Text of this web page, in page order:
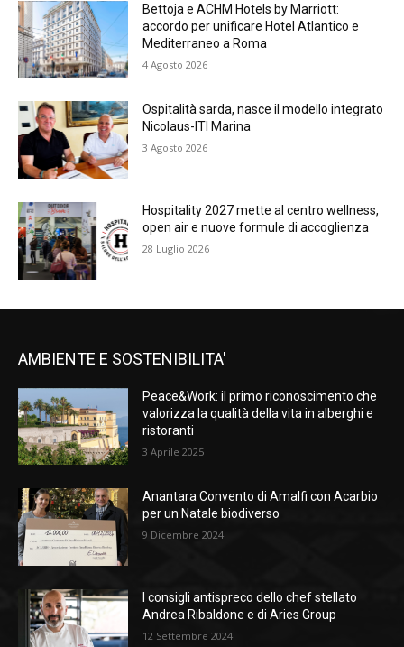
Bettoja e ACHM Hotels by Marriott:
accordo per unificare Hotel Atlantico e
Mediterraneo a Roma
4 Agosto 2026
Ospitalità sarda, nasce il modello integrato
Nicolaus-ITI Marina
3 Agosto 2026
Hospitality 2027 mette al centro wellness,
open air e nuove formule di accoglienza
28 Luglio 2026
AMBIENTE E SOSTENIBILITA'
Peace&Work: il primo riconoscimento che
valorizza la qualità della vita in alberghi e
ristoranti
3 Aprile 2025
Anantara Convento di Amalfi con Acarbio
per un Natale biodiverso
9 Dicembre 2024
I consigli antispreco dello chef stellato
Andrea Ribaldone e di Aries Group
12 Settembre 2024